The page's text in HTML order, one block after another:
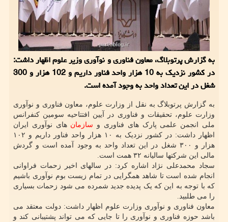
به گزارش پرتوبلاگ، معاون فناوری و نوآوری وزیر علوم اظهار داشت:
در کشور نزدیک به 10 هزار واحد فناور داریم و 102 هزار و 300
شغل در این تعداد واحد به وجود آمده است.
به گزارش پرتوبلاگ به نقل از وزارت علوم، معاون فناوری و نوآوری
وزارت علوم، تحقیقات و فناوری در آیین افتتاحیه سومین کنفرانس
ملی انجمن علمی پارک های فناوری و سازمان های نوآوری ایران
اظهار داشت: در کشور نزدیک به ۱۰ هزار واحد فناور داریم و ۱۰۲
هزار و ۳۰۰ شغل در این تعداد واحد به وجود آمده است و گردش
مالی این شرکتها سالیانه ۳۲ همت است.
سجاد محمدعلی نژاد اشاره کرد: در سالهای اخیر زحمات فراوانی
انجام شده است تا شاهد همگرایی در تمام زیست بوم نوآوری باشیم
که با توجه به این که یک پدیده جدید شمرده می شود زحمات بسیاری
را می طلبید.
معاون فناوری و نوآوری وزارت علوم اظهار داشت: دولت معتقد می
باشد حوزه فناوری و نوآوری را تا جایی که می تواند پشتیبانی کند و